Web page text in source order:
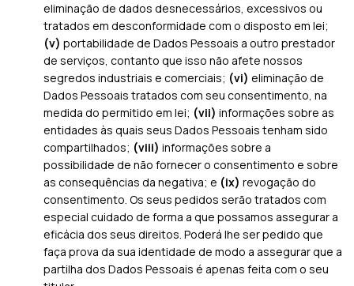
eliminação de dados desnecessários, excessivos ou
tratados em desconformidade com o disposto em lei;
(v) portabilidade de Dados Pessoais a outro prestador
de serviços, contanto que isso não afete nossos
segredos industriais e comerciais; (vi) eliminação de
Dados Pessoais tratados com seu consentimento, na
medida do permitido em lei; (vii) informações sobre as
entidades às quais seus Dados Pessoais tenham sido
compartilhados; (viii) informações sobre a
possibilidade de não fornecer o consentimento e sobre
as consequências da negativa; e (ix) revogação do
consentimento. Os seus pedidos serão tratados com
especial cuidado de forma a que possamos assegurar a
eficácia dos seus direitos. Poderá lhe ser pedido que
faça prova da sua identidade de modo a assegurar que a
partilha dos Dados Pessoais é apenas feita com o seu